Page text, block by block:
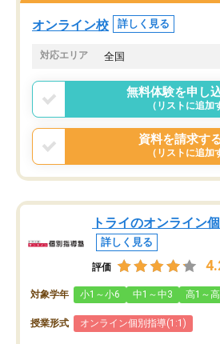
オンラインツールを使用した単語帳の
共有があり宿題もそちらで出される形
でした。
言う事で講師変更の申し出があり、あ
まりに短期での変更だった為、塾に通
う事にして退会しました。遅れも取り
戻せ、授業内容や講師の方は良かった
と思います。
オンライン校 詳しく見る
対応エリア 全国
無料体験を申し
（リストに追加
資料を請求す
（リストに追加
トライのオンライン
詳しく見る
評価
対象学年 小1～小6 中1～中3 高1～
授業形式 オンライン個別指導(1:1)